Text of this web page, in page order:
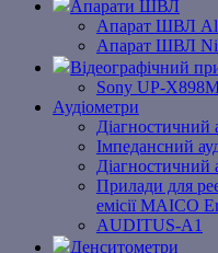
Апарати ШВЛ
Апарат ШВЛ
Апарат ШВЛ
Відеографічний
Sony UP-
Аудіометри
Діагностичний
Імпедансний
Діагностичний
Прилади для
емісії MAICO
AUDITUS-A1
Денситометри